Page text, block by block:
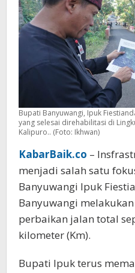
Bupati Banyuwangi, Ipuk
yang selesai direhabilitasi di
Kalipuro.. (Foto: Ikhwan)
KabarBaik.co –
menjadi salah satu
Banyuwangi Ipuk
Banyuwangi
perbaikan jalan total
kilometer (Km).
Bupati Ipuk terus